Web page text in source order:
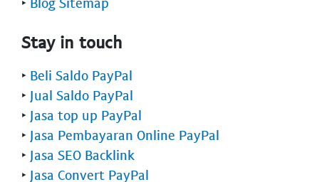
Stay in touch
‣ Beli Saldo PayPal
‣ Jual Saldo PayPal
‣ Jasa top up PayPal
‣ Jasa Pembayaran Online PayPal
‣ Jasa SEO Backlink
‣ Jasa Convert PayPal